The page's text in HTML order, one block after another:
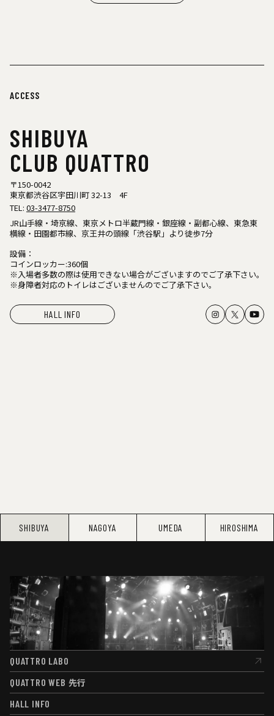
ACCESS
SHIBUYA
CLUB QUATTRO
〒150-0042
東京都渋谷区宇田川町 32-13 4F
TEL: 03-3477-8750
JR山手線・埼京線、東京メトロ半蔵門線・銀座線・副都心線、東急東
横線・田園都市線、京王井の頭線「渋谷駅」より徒歩7分
設備：
コインロッカー:360個
※入場者多数の際は使用できない場合がございますのでご了承下さい。
※身障者対応のトイレはございませんのでご了承下さい。
HALL INFO
SHIBUYA NAGOYA UMEDA HIROSHIMA
QUATTRO LABO
QUATTRO LABO
QUATTRO WEB 先行
QUATTRO WEB先行
HALL INFO